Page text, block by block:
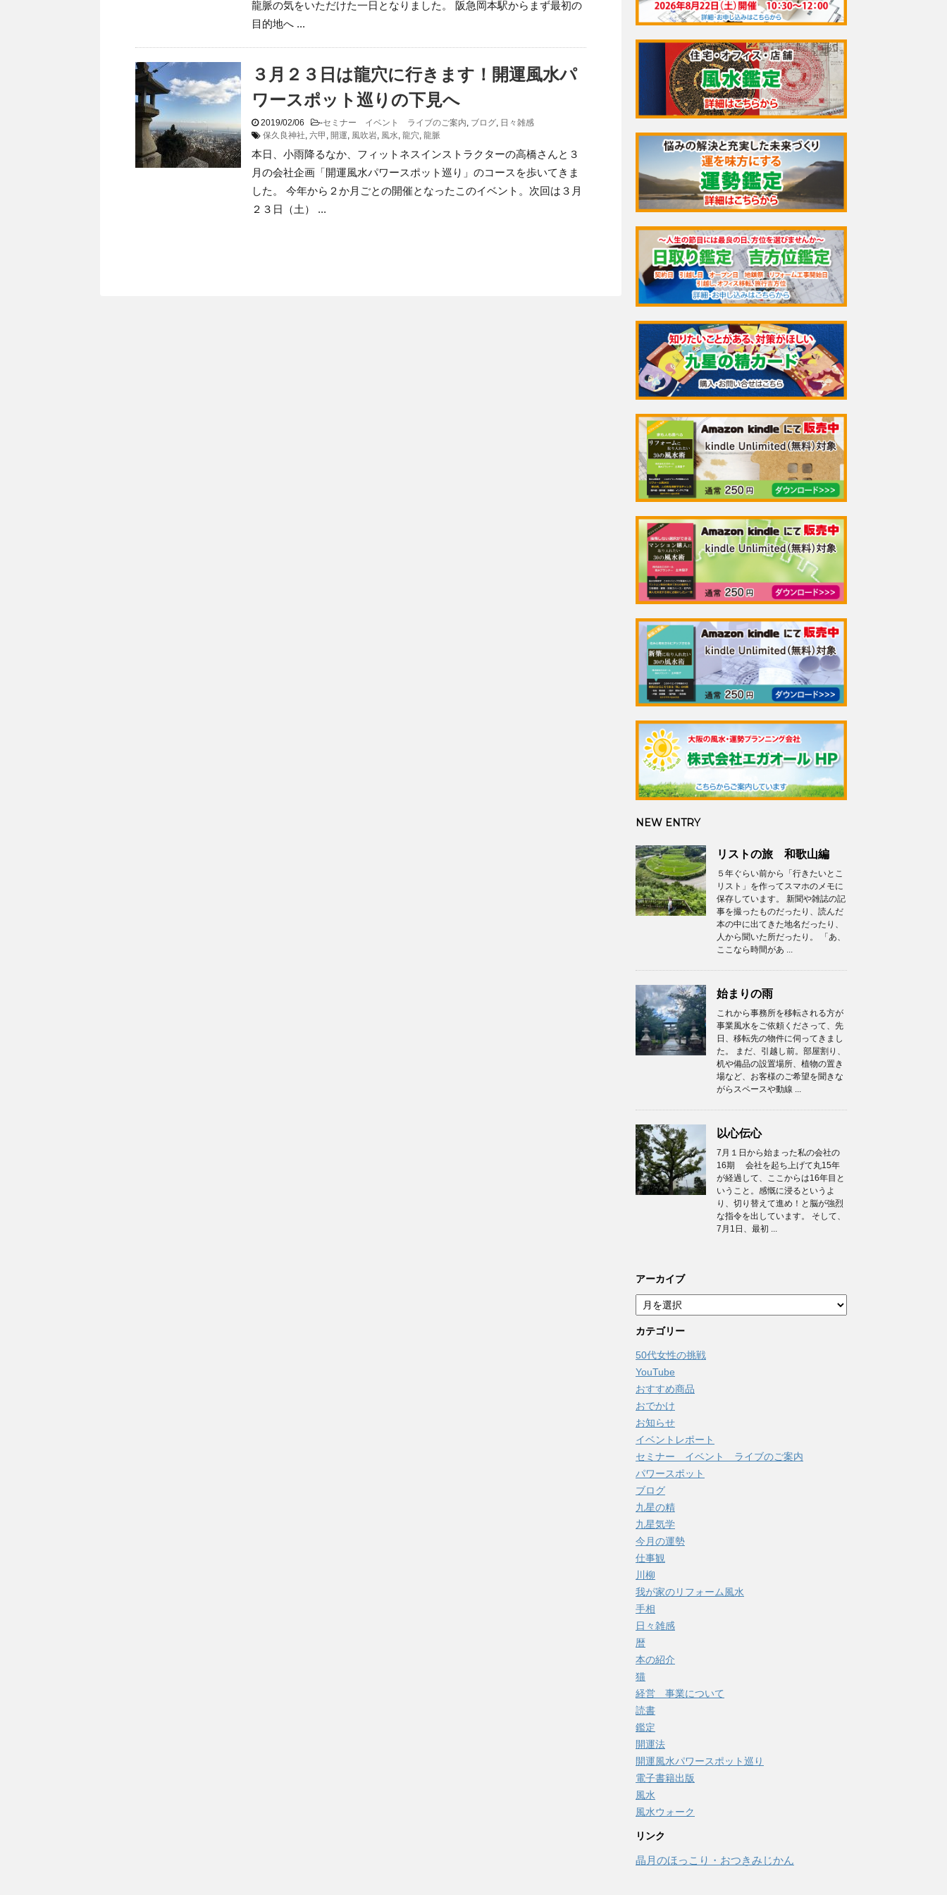
龍脈の気をいただけた一日となりました。 阪急岡本駅からまず最初の
目的地へ ...
３月２３日は龍穴に行きます！開運風水パ
ワースポット巡りの下見へ
2019/02/06 -セミナー イベント ライブのご案内, ブログ, 日々雑感
保久良神社, 六甲 , 開運, 風吹岩, 風水, 龍穴, 龍脈
本日、小雨降るなか、フィットネスインストラクターの高橋さんと３
月の会社企画「開運風水パワースポット巡り」のコースを歩いてきま
した。 今年から２か月ごとの開催となったこのイベント。次回は３月
２３日（土） ...
NEW ENTRY
リストの旅 和歌山編
５年ぐらい前から「行きたいとこ
リスト」を作ってスマホのメモに
保存しています。 新聞や雑誌の記
事を撮ったものだったり、読んだ
本の中に出てきた地名だったり、
人から聞いた所だったり。 「あ、
ここなら時間があ ...
始まりの雨
これから事務所を移転される方が
事業風水をご依頼くださって、先
日、移転先の物件に伺ってきまし
た。 まだ、引越し前。部屋割り、
机や備品の設置場所、植物の置き
場など、お客様のご希望を聞きな
がらスペースや動線 ...
以心伝心
7月１日から始まった私の会社の
16期 会社を起ち上げて丸15年
が経過して、ここからは16年目と
いうこと。感慨に浸るというよ
り、切り替えて進め！と脳が強烈
な指令を出しています。 そして、
7月1日、最初 ...
アーカイブ
ー
カ
イ
ブ
カテゴリー
50代女性の挑戦
YouTube
おすすめ商品
おでかけ
お知らせ
イベントレポート
セミナー イベント ライブのご案内
パワースポット
ブログ
九星の精
九星気学
今月の運勢
仕事観
川柳
我が家のリフォーム風水
手相
日々雑感
暦
本の紹介
猫
経営 事業について
読書
鑑定
開運法
開運風水パワースポット巡り
電子書籍出版
風水
風水ウォーク
リンク
晶月のほっこり・おつきみじかん